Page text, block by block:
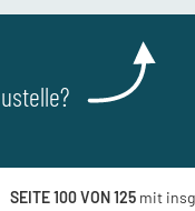
SEITE 100 VON 125mit